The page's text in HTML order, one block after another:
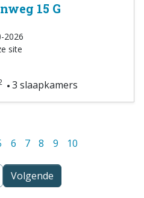
15 G
2026
site
3 slaapkamers
6 7 8 9 10
Volgende